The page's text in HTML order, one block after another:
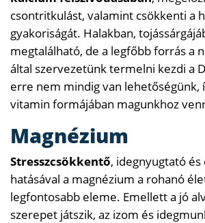
csontritkulást, valamint csökkenti a
gyakoriságát. Halakban,
megtalálható, de a legfőbb forrás a
által szervezetünk termelni kezdi a
erre nem mindig van lehetőségünk,
vitamin formájában magunkhoz
Magnézium
Stresszcsökkentő, idegnyugtató
hatásával a magnézium a rohanó
legfontosabb eleme. Emellett a jó
szerepet játszik, az izom és